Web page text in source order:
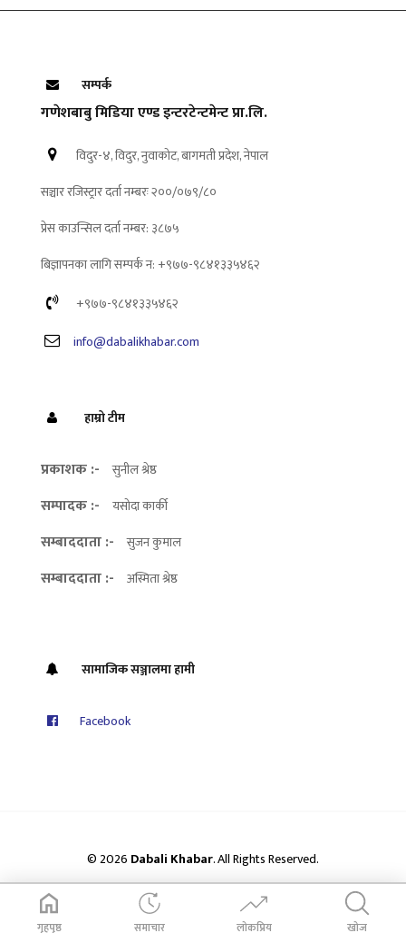
गृहपृष्ठ समाचार लोकप्रिय खोज
सम्पर्क
गणेशबाबु मिडिया एण्ड इन्टरटेन्टमेन्ट प्रा.लि.
विदुर-४, विदुर, नुवाकोट, बागमती प्रदेश, नेपाल
सञ्चार रजिस्ट्रार दर्ता नम्बरः २००/०७९/८०
प्रेस काउन्सिल दर्ता नम्बर: ३८७५
बिज्ञापनका लागि सम्पर्क न: +९७७-९८४१३३५४६२
+९७७-९८४१३३५४६२
info@dabalikhabar.com
हाम्रो टीम
प्रकाशक :- सुनील श्रेष्ठ
सम्पादक :- यसोदा कार्की
सम्बाददाता :- सुजन कुमाल
सम्बाददाता :- अस्मिता श्रेष्ठ
सामाजिक सञ्जालमा हामी
Facebook
© 2026 Dabali Khabar. All Rights Reserved.